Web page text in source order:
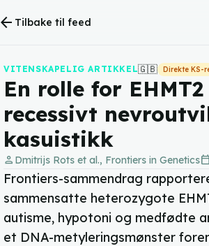
arrow_back Tilbake til feed
VITENSKAPELIG ARTIKKEL🇬🇧 Direkte KS-
En rolle for
recessivt
kasuistikk
person Dmitrijs Rots et al., Frontiers in Geneticscalendar_today
Frontiers-sammendrag
sammensatte heterozygote
autisme, hypotoni og medfødte
et DNA-metyleringsmønster